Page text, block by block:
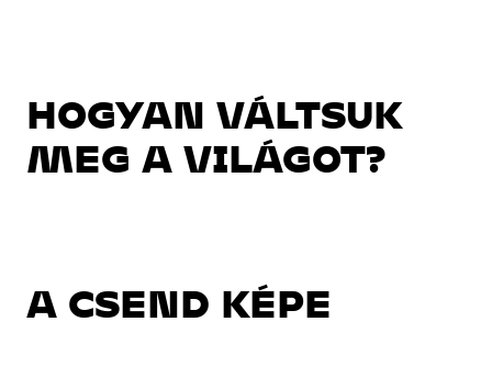
HOGYAN VÁLTSUK
MEG A VILÁGOT?
A CSEND KÉPE